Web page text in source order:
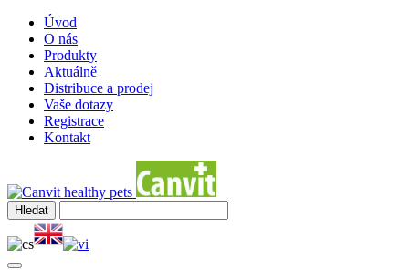
Úvod
O nás
Produkty
Aktuálně
Distribuce a prodej
Vaše dotazy
Registrace
Kontakt